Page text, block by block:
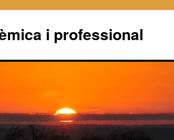
i professional